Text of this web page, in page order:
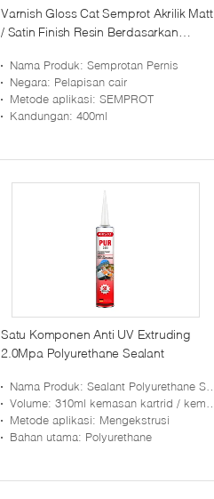
Varnish Gloss Cat Semprot Akrilik Matt
/ Satin Finish Resin Berdasarkan
Nama Produk: Semprotan Pernis
Negara: Pelapisan cair
Metode aplikasi: SEMPROT
Kandungan: 400ml
Satu Komponen Anti UV Extruding
2.0Mpa Polyurethane Sealant
Nama Produk: Sealant Polyurethane Serbaguna
Volume: 310ml kemasan kartrid / kemasan sosis 600ml
Metode aplikasi: Mengekstrusi
Bahan utama: Polyurethane